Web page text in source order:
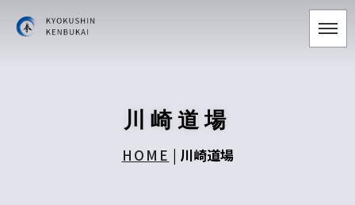
川崎道場
HOME | 川崎道場